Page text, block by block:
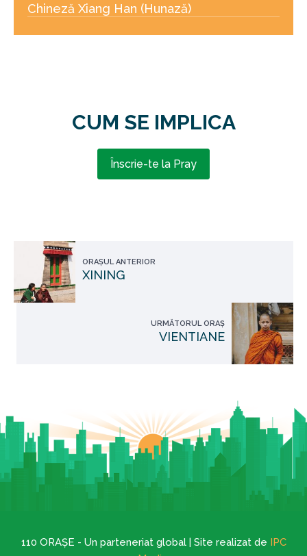
Chineză Xiang Han (Hunază)
CUM SE IMPLICA
Înscrie-te la Pray
ORAȘUL ANTERIOR
XINING
URMĂTORUL ORAȘ
VIENTIANE
110 ORAȘE - Un parteneriat global | Site realizat de IPC